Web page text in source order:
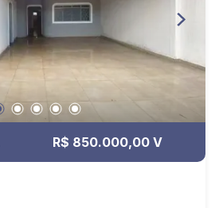
R$ 850.000,00 V